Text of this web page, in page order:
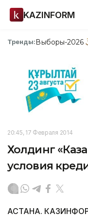
KAZINFORM
Тренды:Выборы-2026
20:45, 17 Февраля 2014
Холдинг
условия
АСТАНА.